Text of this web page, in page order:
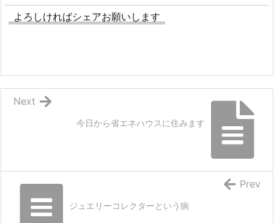
よろしければシェアお願いします
今日から省エネハウスに住みます
Next
ジュエリーコレクターという病
Prev